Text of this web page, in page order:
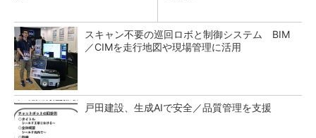
スキャン不要の巡回ロボと制御システム BIM
／CIMを走行地図や現場管理に活用
戸田建設、生成AIで安全／品質管理を支援